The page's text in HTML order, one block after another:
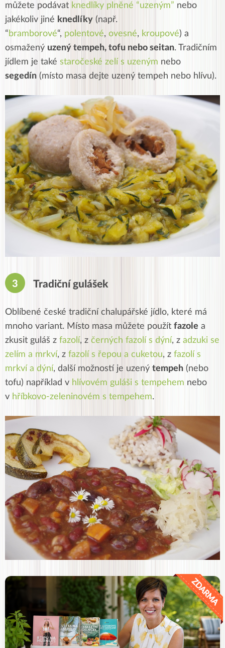
můžete podávat knedlíky plněné “uzeným” nebo
jakékoliv jiné knedlíky (např.
“bramborové“, polentové, ovesné, kroupové) a
osmažený uzený tempeh, tofu nebo seitan. Tradičním
jídlem je také staročeské zelí s uzeným nebo
segedín (místo masa dejte uzený tempeh nebo hlívu).
Tradiční gulášek
Oblíbené české tradiční chalupářské jídlo, které má
mnoho variant. Místo masa můžete použít fazole a
zkusit guláš z fazolí, z černých fazolí s dýní, z adzuki se
zelím a mrkví, z fazolí s řepou a cuketou, z fazolí s
mrkví a dýní, další možností je uzený tempeh (nebo
tofu) například v hlívovém guláši s tempehem nebo
v hříbkovo-zeleninovém s tempehem.